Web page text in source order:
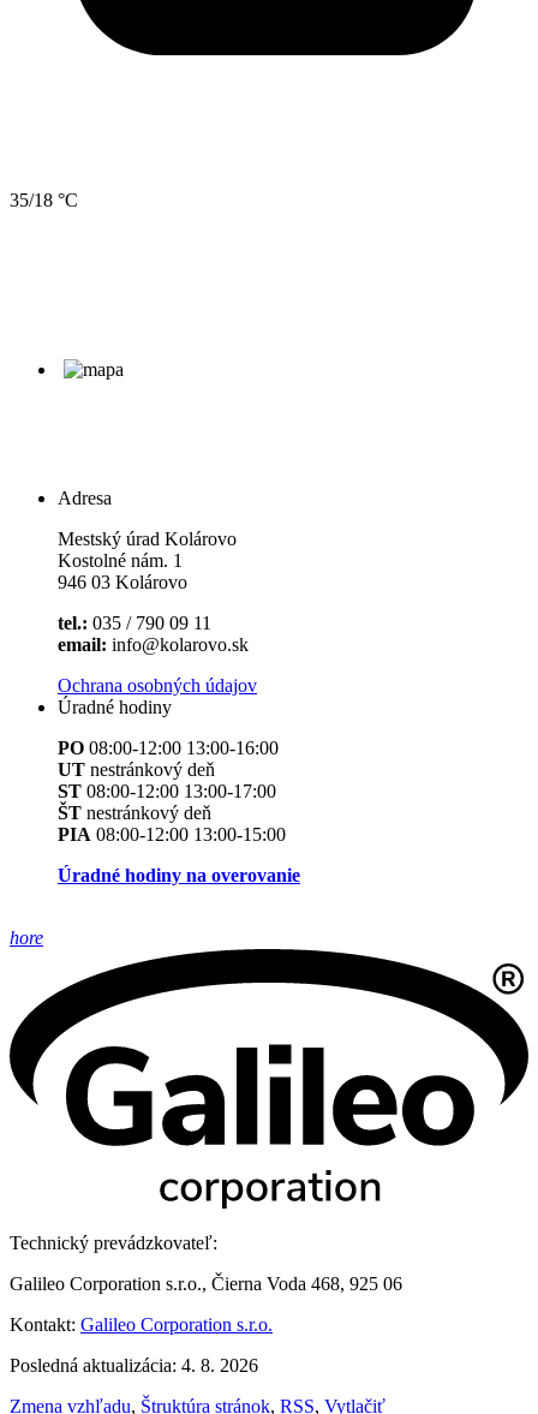
35/18 °C
Adresa
Mestský úrad Kolárovo
Kostolné nám. 1
946 03 Kolárovo
tel.: 035 / 790 09 11
email: info@kolarovo.sk
Ochrana osobných údajov
Úradné hodiny
PO 08:00-12:00 13:00-16:00
UT nestránkový deň
ST 08:00-12:00 13:00-17:00
ŠT nestránkový deň
PIA 08:00-12:00 13:00-15:00
Úradné hodiny na overovanie
hore
Technický prevádzkovateľ:
Galileo Corporation s.r.o., Čierna Voda 468, 925 06
Kontakt: Galileo Corporation s.r.o.
Posledná aktualizácia: 4. 8. 2026
Zmena vzhľadu, Štruktúra stránok, RSS, Vytlačiť